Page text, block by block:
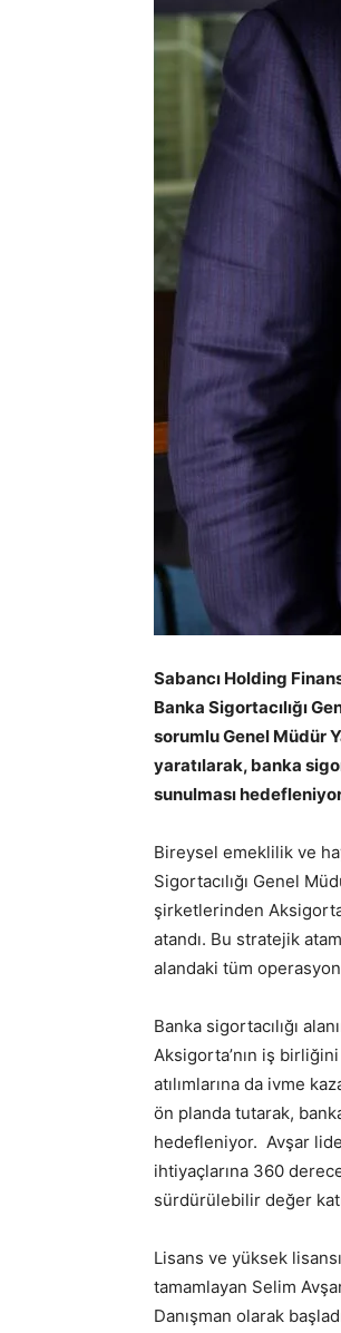
Sabancı Holding
Banka Sigortacılığı
sorumlu Genel Müdür
yaratılarak, banka
sunulması
Bireysel emeklilik ve
Sigortacılığı Genel
şirketlerinden
atandı. Bu stratejik
alandaki tüm
Banka sigortacılığı
Aksigorta’nın iş
atılımlarına da ivme
ön planda tutarak,
hedefleniyor. Avşar
ihtiyaçlarına 360
sürdürülebilir değer
Lisans ve yüksek
tamamlayan Selim
Danışman olarak